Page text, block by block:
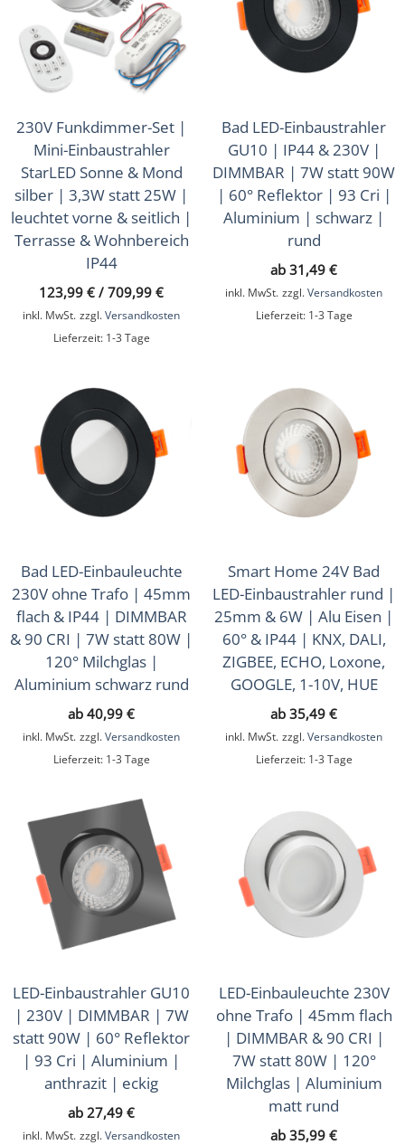
Aufbauleuchten (90)
Deckenleuchten (64)
Wandleuchten (34)
Hänge- & Pendelleuchten
Tisch- & Stehleuchten
Außenbeleuchtung (389)
Ein- & Aufbaurahmen (112)
LED-Leuchtmittel
Lichtsteuerung (226)
Smart Home
(43)
(16)
Musterkoffer
Geschenkgutscheine
230V Funkdimmer-Set |
Mini-Einbaustrahler
StarLED Sonne & Mond
silber | 3,3W statt 25W |
leuchtet vorne & seitlich |
Terrasse & Wohnbereich
IP44
123,99 € / 709,99 €
inkl. MwSt. zzgl. Versandkosten
Lieferzeit: 1-3 Tage
Bad LED-Einbaustrahler
GU10 | IP44 & 230V |
DIMMBAR | 7W statt 90W
| 60° Reflektor | 93 Cri |
Aluminium | schwarz |
rund
ab 31,49 €
inkl. MwSt. zzgl. Versandkosten
Lieferzeit: 1-3 Tage
Bad LED-Einbauleuchte
230V ohne Trafo | 45mm
flach & IP44 | DIMMBAR
& 90 CRI | 7W statt 80W |
120° Milchglas |
Aluminium schwarz rund
ab 40,99 €
inkl. MwSt. zzgl. Versandkosten
Lieferzeit: 1-3 Tage
Smart Home 24V Bad
LED-Einbaustrahler rund |
25mm & 6W | Alu Eisen |
60° & IP44 | KNX, DALI,
ZIGBEE, ECHO, Loxone,
GOOGLE, 1-10V, HUE
ab 35,49 €
inkl. MwSt. zzgl. Versandkosten
Lieferzeit: 1-3 Tage
LED-Einbaustrahler GU10
| 230V | DIMMBAR | 7W
statt 90W | 60° Reflektor
| 93 Cri | Aluminium |
anthrazit | eckig
ab 27,49 €
inkl. MwSt. zzgl. Versandkosten
LED-Einbauleuchte 230V
ohne Trafo | 45mm flach
| DIMMBAR & 90 CRI |
7W statt 80W | 120°
Milchglas | Aluminium
matt rund
ab 35,99 €